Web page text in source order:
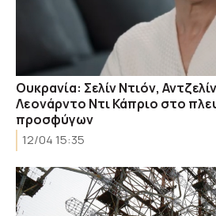
Ουκρανία: Σελίν Ντιόν,
Λεονάρντο Ντι Κάπριο στο
προσφύγων
12/04 15:35